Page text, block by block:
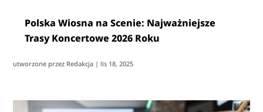
Polska Wiosna na Scenie: Najważniejsze
Trasy Koncertowe 2026 Roku
utworzone przez Redakcja | lis 18, 2025